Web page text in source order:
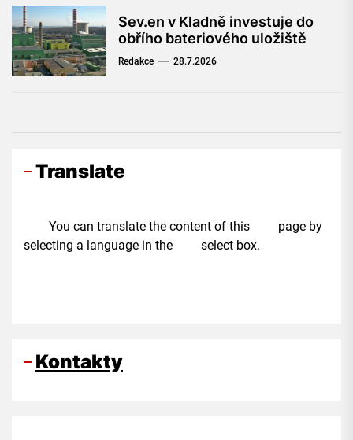
Sev.en v Kladně investuje do
obřího bateriového uložiště
Redakce 28.7.2026
Translate
You can translate the content of this page by
selecting a language in the select box.
Kontakty